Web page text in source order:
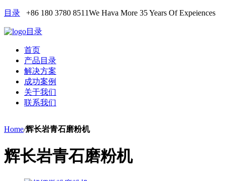
目录 +86 180 3780 8511We Hava More 35 Years Of Expeiences
目录
首页
产品目录
解决方案
成功案例
关于我们
联系我们
Home/辉长岩青石磨粉机
辉长岩青石磨粉机